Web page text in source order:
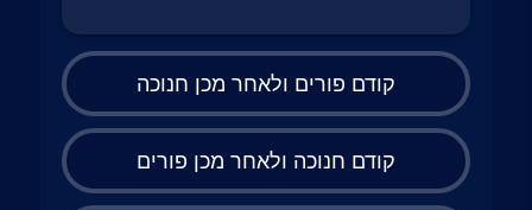
קודם פורים ולאחר מכן חנוכה
קודם חנוכה ולאחר מכן פורים